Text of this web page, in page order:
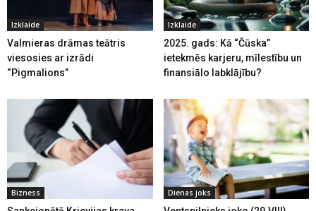
Izklaide
Valmieras drāmas teātris
viesosies ar izrādi
“Pigmalions”
Izklaide
2025. gads: Kā “Čūska”
ietekmēs karjeru, mīlestību un
finansiālo labklājību?
Bizness Dienas joks